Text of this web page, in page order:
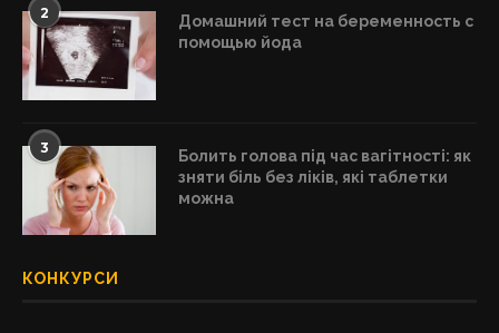
2
Домашний тест на беременность с
помощью йода
3
Болить голова під час вагітності: як
зняти біль без ліків, які таблетки
можна
КОНКУРСИ